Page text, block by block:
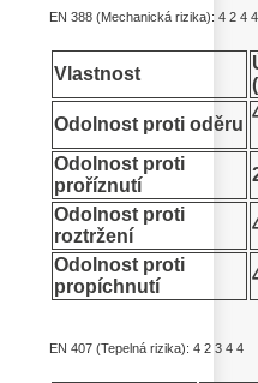
EN 388 (Mechanická rizika): 4 2 4 4
Vlastnost
Odolnost proti oděru
Odolnost proti
proříznutí
Odolnost proti
roztržení
Odolnost proti
propíchnutí
EN 407 (Tepelná rizika): 4 2 3 4 4